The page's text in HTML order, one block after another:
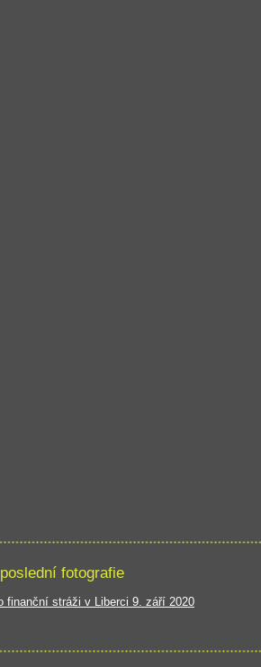
poslední fotografie
finanční stráži v Liberci 9. září 2020